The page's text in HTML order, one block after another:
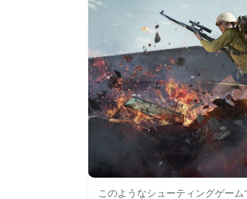
このようなシューティングゲー